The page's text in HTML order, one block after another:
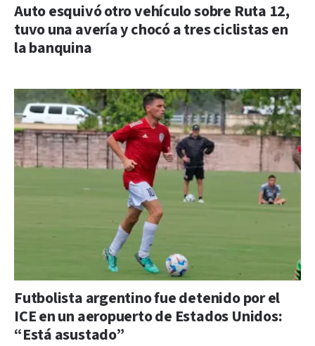
Auto esquivó otro vehículo sobre Ruta 12,
tuvo una avería y chocó a tres ciclistas en
la banquina
Futbolista argentino fue detenido por el
ICE en un aeropuerto de Estados Unidos:
“Está asustado”